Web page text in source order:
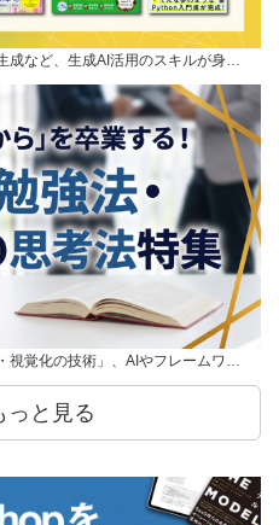
成など、生成AI活用のスキルが身…
視覚化の技術」、AIやフレームワ…
っと見る